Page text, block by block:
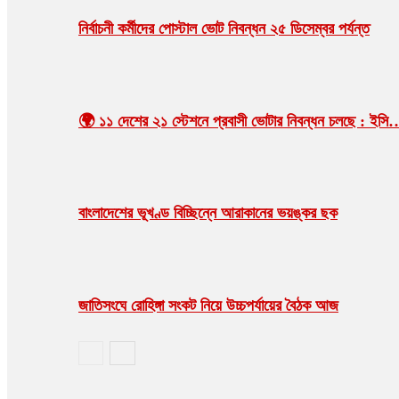
নির্বাচনী কর্মীদের পোস্টাল ভোট নিবন্ধন ২৫ ডিসেম্বর পর্যন্ত
🌍 ১১ দেশের ২১ স্টেশনে প্রবাসী ভোটার নিবন্ধন চলছে :
বাংলাদেশের ভূখণ্ড বিচ্ছিন্নে আরাকানের ভয়ঙ্কর ছক
জাতিসংঘে রোহিঙ্গা সংকট নিয়ে উচ্চপর্যায়ের বৈঠক আজ